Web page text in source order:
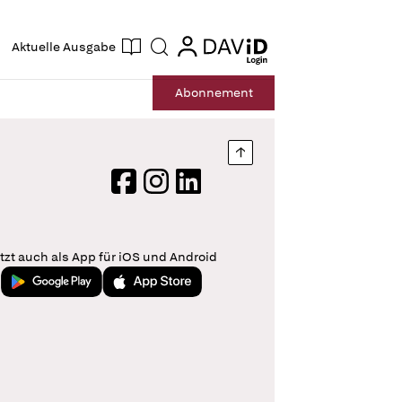
Aktuelle Ausgabe Suche login
login
Abonnement
Nach oben springen
FacebookInstagram
LinkedIn
auch als App für iOS und Android
Jetzt bei Google PlayLaden im App Store